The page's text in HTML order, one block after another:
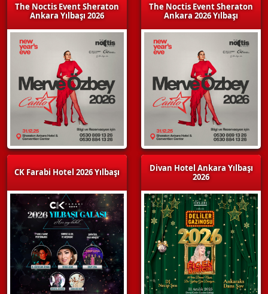
The Noctis Event Sheraton
Ankara Yılbaşı 2026
CK Farabi Hotel 2026 Yılbaşı
The Noctis Event Sheraton
Ankara 2026 Yılbaşı
Divan Hotel Ankara Yılbaşı
2026